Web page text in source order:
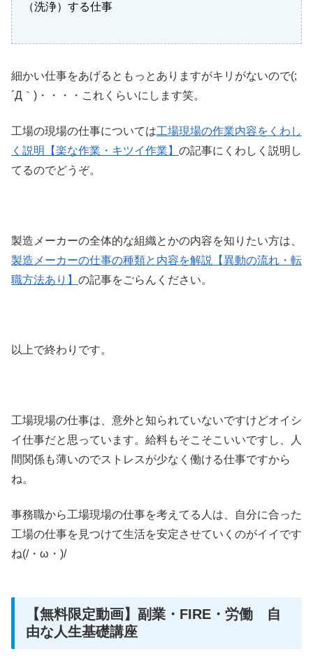
（洗浄）する仕事
細かい仕事をあげるともっとありますがキリがないので(;
´Д｀)・・・・これくらいにします笑。
工場の現場の仕事については工場現場の作業内容をくわし
く説明【楽な作業・キツイ作業】 の記事にくわしく説明し
てるのでどうぞ。
製造メーカーの全体的な組織とかの内容を知りたい方は、
製造メーカーの仕事の種類と内容を解説【異動の流れ・転
職方法あり】 の記事をごらんください。
以上で終わりです。
工場現場の仕事は、意外と知られていないですけどオイシ
イ仕事だと思っています。給料もそこそこいいですし、人
間関係も薄いのでストレスが少なく働ける仕事ですから
ね。
事務職から工場現場の仕事を考えてる人は、自分に合った
工場の仕事を見つけて生活を安定させていくのがイイです
ね(/・ω・)/
【無料限定動画】副業・FIRE・労働 自
由な人生基礎講座